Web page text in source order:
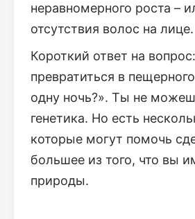
неравномерного роста –
отсутствия волос на лице.
Короткий ответ на
превратиться в
одну ночь?». Ты не
генетика. Но есть
которые могут помочь
большее из того, что вы
природы.